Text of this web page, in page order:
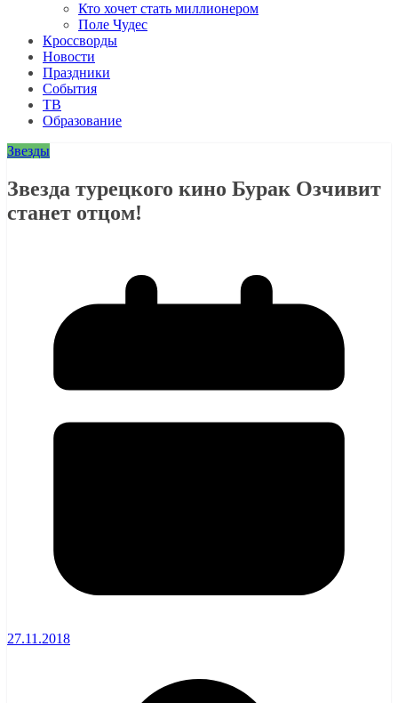
Кто хочет стать миллионером
Поле Чудес
Кроссворды
Новости
Праздники
События
ТВ
Образование
Звезды
Звезда турецкого кино Бурак Озчивит
станет отцом!
27.11.2018